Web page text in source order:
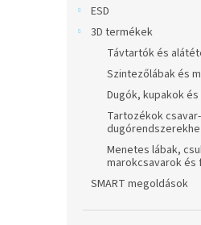
ESD
3D termékek
Távtartók és
Szintezőlábak és
Dugók, kupakok
Tartozékok
Menetes lábak,
marokcsavarok és
SMART megoldások